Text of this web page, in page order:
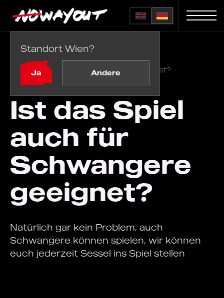
Standort Wien?
Ja Andere
Ist das Spiel auch für Schwangere geeignet?
Ist das Spiel
auch für
Schwangere
geeignet?
Natürlich gar kein Problem, auch
Schwangere können spielen, wir können
euch jederzeit Sessel ins Spiel stellen